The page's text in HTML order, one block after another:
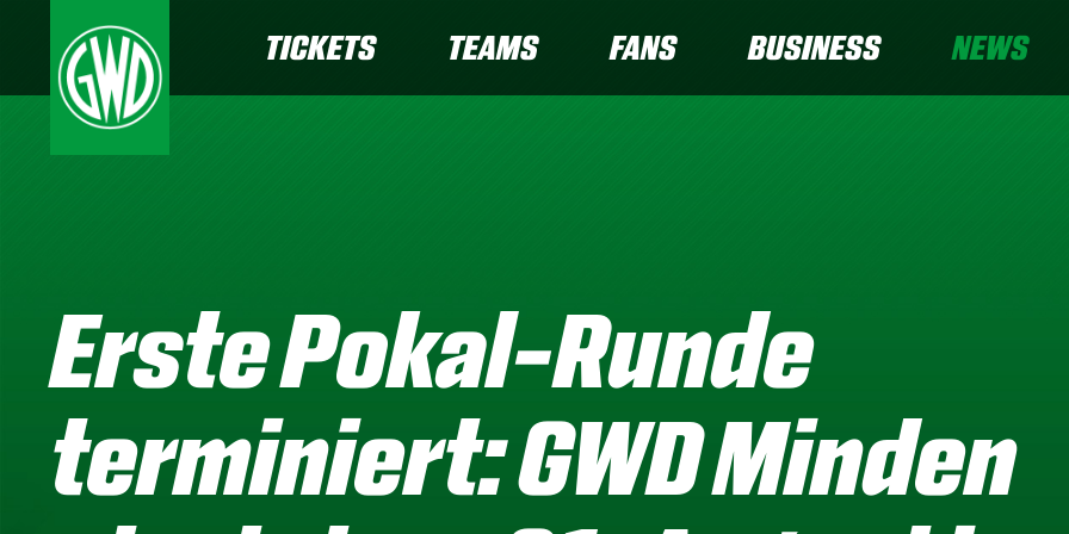
TICKETS TEAMS FANS BUSINESS NEWS
Erste Pokal-Runde
terminiert: GWD Minden